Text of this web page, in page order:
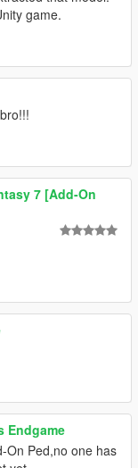
game.
7 [Add-On
Endgame
On Ped,no one has